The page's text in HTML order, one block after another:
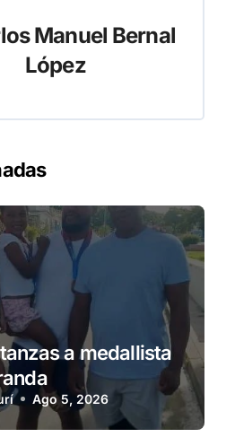
Manuel Bernal
López
a medallista
Ago 5, 2026